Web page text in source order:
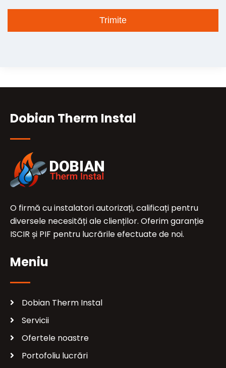
Dobian Therm Instal
O firmă cu instalatori autorizați, calificați pentru
diversele necesități ale clienților. Oferim garanție
ISCIR și PIF pentru lucrările efectuate de noi.
Meniu
Dobian Therm Instal
Servicii
Ofertele noastre
Portofoliu lucrări